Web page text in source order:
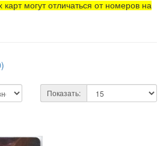
могут отличаться от номеров на
Показать: